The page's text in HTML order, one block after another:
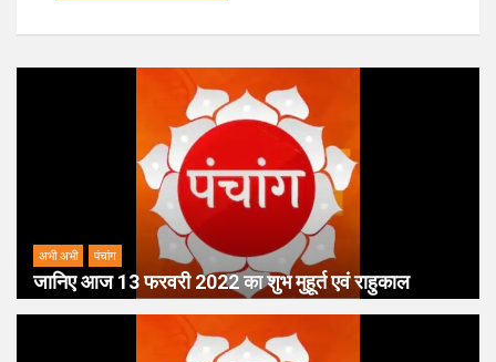
अभी अभी पंचांग
जानिए आज 13 फरवरी 2022 का शुभ मुहूर्त एवं राहुकाल